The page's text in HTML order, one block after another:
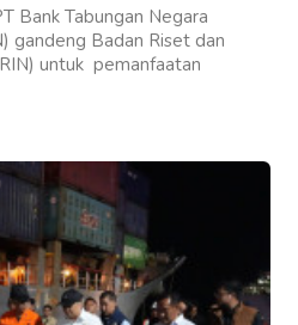
Bank Tabungan Negara
gandeng Badan Riset dan
untuk pemanfaatan